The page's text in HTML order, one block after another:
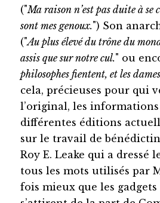
("Ma raison n’est pas duite à se
sont mes genoux.") Son
("Au plus élevé du trône du
assis que sur notre cul." ou
philosophes fientent, et les
cela, précieuses pour qui
l’original, les
différentes éditions
sur le travail de
Roy E. Leake qui a dressé
tous les mots utilisés par
fois mieux que les